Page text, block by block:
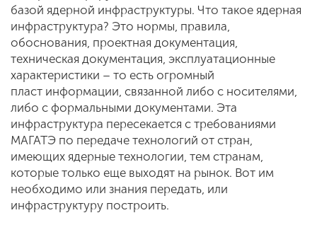
базой ядерной инфраструктуры. Что такое ядерная
инфраструктура? Это нормы, правила,
обоснования, проектная документация,
техническая документация, эксплуатационные
характеристики – то есть огромный
пласт информации, связанной либо с носителями,
либо с формальными документами. Эта
инфраструктура пересекается с требованиями
МАГАТЭ по передаче технологий от стран,
имеющих ядерные технологии, тем странам,
которые только еще выходят на рынок. Вот им
необходимо или знания передать, или
инфраструктуру построить.